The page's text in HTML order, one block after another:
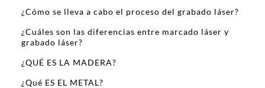
¿Cómo se lleva a cabo el proceso del grabado láser?
¿Cuáles son las diferencias entre marcado láser y
grabado láser?
¿QUÉ ES LA MADERA?
¿Qué ES EL METAL?